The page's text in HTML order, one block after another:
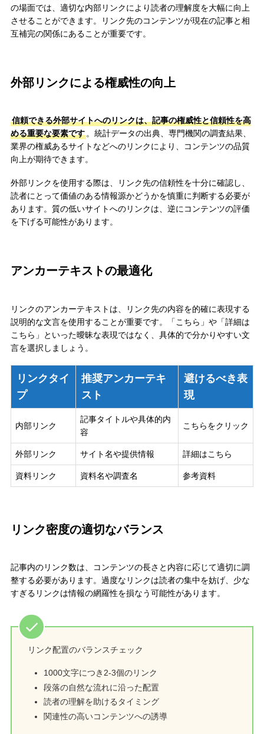
の場面では、適切な内部リンクにより読者の理解度を大幅に向上
させることができます。リンク先のコンテンツが現在の記事と相
互補完の関係にあることが重要です。
外部リンクによる権威性の向上
信頼できる外部サイトへのリンクは、記事の権威性と信頼性を高
める重要な要素です。統計データの出典、専門機関の調査結果、
業界の権威あるサイトなどへのリンクにより、コンテンツの品質
向上が期待できます。
外部リンクを使用する際は、リンク先の信頼性を十分に確認し、
読者にとって価値のある情報源かどうかを慎重に判断する必要が
あります。質の低いサイトへのリンクは、逆にコンテンツの評価
を下げる可能性があります。
アンカーテキストの最適化
リンクのアンカーテキストは、リンク先の内容を的確に表現する
説明的な文言を使用することが重要です。「こちら」や「詳細は
こちら」といった曖昧な表現ではなく、具体的で分かりやすい文
言を選択しましょう。
リンクタイ
プ
推奨アンカーテキ
スト
避けるべき表
現
内部リンク
記事タイトルや具体的内
容
こちらをクリック
外部リンク サイト名や提供情報 詳細はこちら
資料リンク 資料名や調査名 参考資料
リンク密度の適切なバランス
記事内のリンク数は、コンテンツの長さと内容に応じて適切に調
整する必要があります。過度なリンクは読者の集中を妨げ、少な
すぎるリンクは情報の網羅性を損なう可能性があります。
リンク配置のバランスチェック
1000文字につき2-3個のリンク
段落の自然な流れに沿った配置
読者の理解を助けるタイミング
関連性の高いコンテンツへの誘導